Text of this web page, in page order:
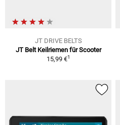
JT DRIVE BELTS
JT Belt Keilriemen für Scooter
15,99 €1